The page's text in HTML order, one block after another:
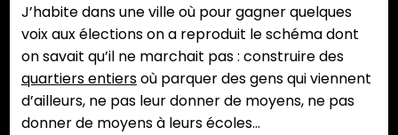
J’habite dans une ville où pour gagner quelques
voix aux élections on a reproduit le schéma dont
on savait qu’il ne marchait pas : construire des
quartiers entiersoù parquer des gens qui viennent
d’ailleurs, ne pas leur donner de moyens, ne pas
donner de moyens à leurs écoles…